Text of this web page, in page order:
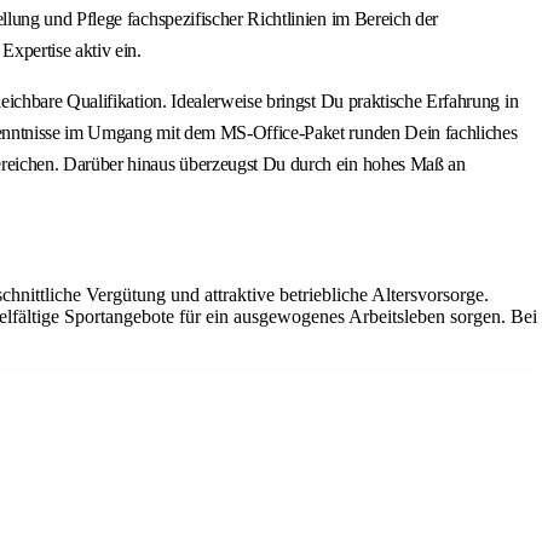
und Pflege fachspezifischer Richtlinien im Bereich der
aktiv ein.
Qualifikation. Idealerweise bringst Du praktische Erfahrung in
im Umgang mit dem MS-Office-Paket runden Dein fachliches
Darüber hinaus überzeugst Du durch ein hohes Maß an
Vergütung und attraktive betriebliche Altersvorsorge.
Sportangebote für ein ausgewogenes Arbeitsleben sorgen. Bei